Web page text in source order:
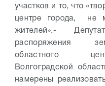
участков и то, что
центре города, не
жителей».-
распоряжения
областного
Волгоградской
намерены